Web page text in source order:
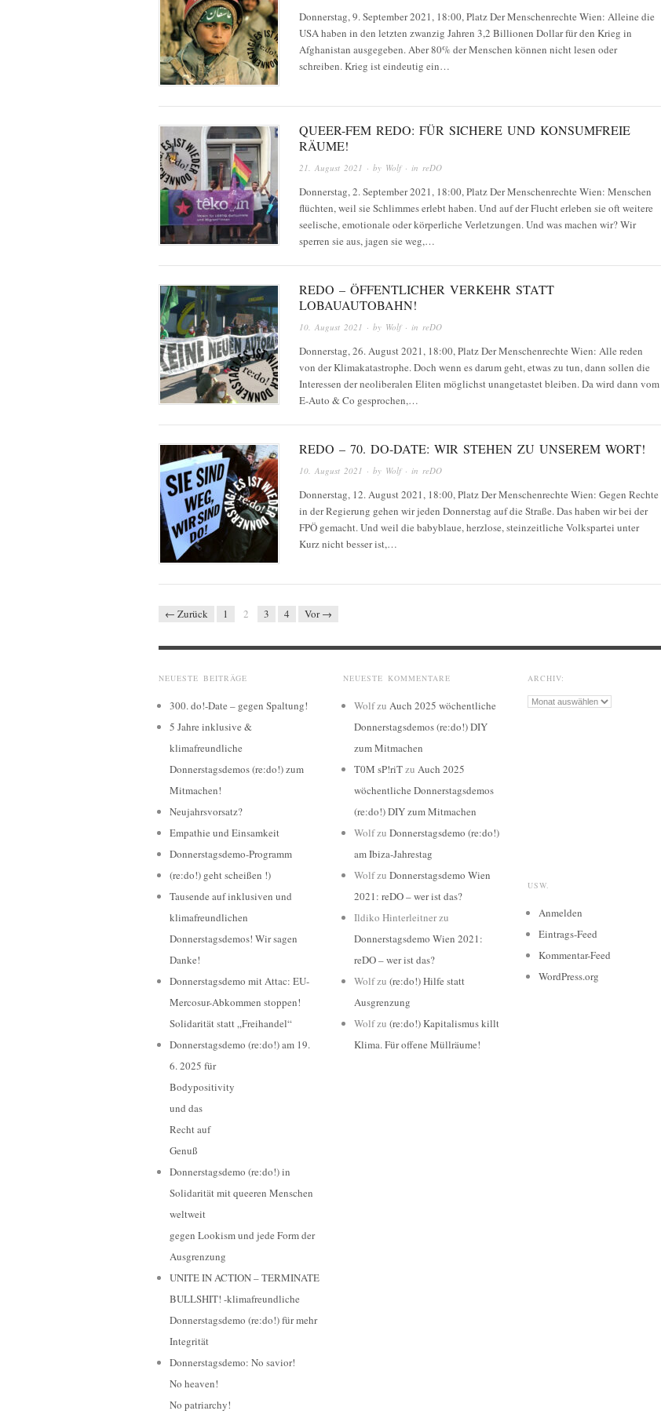
Donnerstag, 9. September 2021, 18:00, Platz Der Menschenrechte Wien: Alleine die
USA haben in den letzten zwanzig Jahren 3,2 Billionen Dollar für den Krieg in
Afghanistan ausgegeben. Aber 80% der Menschen können nicht lesen oder
schreiben. Krieg ist eindeutig ein…
QUEER-FEM REDO: FÜR SICHERE UND KONSUMFREIE
RÄUME!
21. August 2021 · by Wolf· in reDO
Donnerstag, 2. September 2021, 18:00, Platz Der Menschenrechte Wien: Menschen
flüchten, weil sie Schlimmes erlebt haben. Und auf der Flucht erleben sie oft weitere
seelische, emotionale oder körperliche Verletzungen. Und was machen wir? Wir
sperren sie aus, jagen sie weg,…
REDO – ÖFFENTLICHER VERKEHR STATT
LOBAUAUTOBAHN!
10. August 2021 · by Wolf· in reDO
Donnerstag, 26. August 2021, 18:00, Platz Der Menschenrechte Wien: Alle reden
von der Klimakatastrophe. Doch wenn es darum geht, etwas zu tun, dann sollen die
Interessen der neoliberalen Eliten möglichst unangetastet bleiben. Da wird dann vom
E-Auto & Co gesprochen,…
REDO – 70. DO-DATE: WIR STEHEN ZU UNSEREM WORT!
10. August 2021 · by Wolf· in reDO
Donnerstag, 12. August 2021, 18:00, Platz Der Menschenrechte Wien: Gegen Rechte
in der Regierung gehen wir jeden Donnerstag auf die Straße. Das haben wir bei der
FPÖ gemacht. Und weil die babyblaue, herzlose, steinzeitliche Volkspartei unter
Kurz nicht besser ist,…
← Zurück 1 2 3 4 Vor →
NEUESTE BEITRÄGE
300. do!-Date – gegen Spaltung!
5 Jahre inklusive &
klimafreundliche
Donnerstagsdemos (re:do!) zum
Mitmachen!
Neujahrsvorsatz?
Empathie und Einsamkeit
Donnerstagsdemo-Programm
(re:do!) geht scheißen !)
Tausende auf inklusiven und
klimafreundlichen
Donnerstagsdemos! Wir sagen
Danke!
Donnerstagsdemo mit Attac: EU-
Mercosur-Abkommen stoppen!
Solidarität statt „Freihandel“
Donnerstagsdemo (re:do!) am 19.
6. 2025 für
Bodypositivity
und das
Recht auf
Genuß
Donnerstagsdemo (re:do!) in
Solidarität mit queeren Menschen
weltweit
gegen Lookism und jede Form der
Ausgrenzung
UNITE IN ACTION – TERMINATE
BULLSHIT! -klimafreundliche
Donnerstagsdemo (re:do!) für mehr
Integrität
Donnerstagsdemo: No savior!
No heaven!
No patriarchy!
NEUESTE KOMMENTARE
Wolfzu Auch 2025 wöchentliche
Donnerstagsdemos (re:do!) DIY
zum Mitmachen
T0M sP!riTzu Auch 2025
wöchentliche Donnerstagsdemos
(re:do!) DIY zum Mitmachen
Wolfzu Donnerstagsdemo (re:do!)
am Ibiza-Jahrestag
Wolfzu Donnerstagsdemo Wien
2021: reDO – wer ist das?
Ildiko Hinterleitnerzu
Donnerstagsdemo Wien 2021:
reDO – wer ist das?
Wolfzu (re:do!) Hilfe statt
Ausgrenzung
Wolfzu (re:do!) Kapitalismus killt
Klima. Für offene Müllräume!
ARCHIV:
Archiv:
USW.
Anmelden
Eintrags-Feed
Kommentar-Feed
WordPress.org